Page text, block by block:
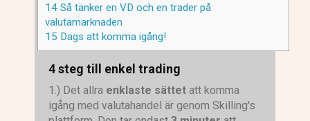
14 Så tänker en VD och en trader på
valutamarknaden
15 Dags att komma igång!
4 steg till enkel trading
1.) Det allra enklaste sättet att komma
igång med valutahandel är genom Skilling's